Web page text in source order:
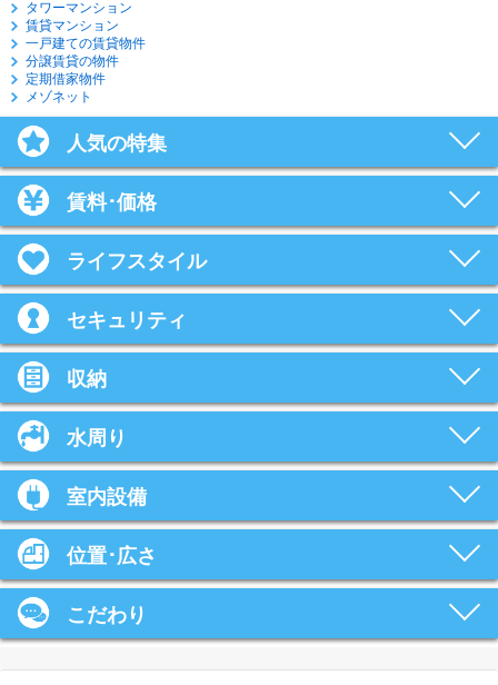
タワーマンション
賃貸マンション
一戸建ての賃貸物件
分譲賃貸の物件
定期借家物件
メゾネット
人気の特集
賃料･価格
ライフスタイル
セキュリティ
収納
水周り
室内設備
位置･広さ
こだわり